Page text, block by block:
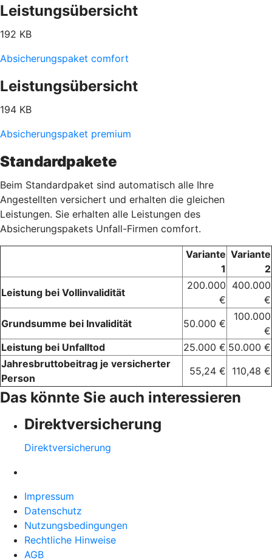
Leistungsübersicht
192 KB
Absicherungspaket comfort
Leistungsübersicht
194 KB
Absicherungspaket premium
Standardpakete
Beim Standardpaket sind automatisch alle Ihre
Angestellten versichert und erhalten die gleichen
Leistungen. Sie erhalten alle Leistungen des
Absicherungspakets Unfall-Firmen comfort.
Variante
1
Variante
2
Leistung bei Vollinvalidität
200.000
€
400.000
€
Grundsumme bei Invalidität
50.000 €
100.000
€
Leistung bei Unfalltod
25.000 € 50.000 €
Jahresbruttobeitrag je versicherter
Person
55,24 € 110,48 €
Das könnte Sie auch interessieren
Direktversicherung
Direktversicherung
Impressum
Datenschutz
Nutzungsbedingungen
Rechtliche Hinweise
AGB